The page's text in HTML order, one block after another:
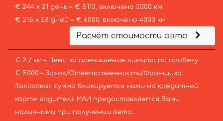
€ 244 х 21 день = € 5113, включено 3300 км
€ 215 х 28 дней = € 6000, включено 4000 км
Расчёт стоимости авто
€ 2 / км – Цена за превышение лимита по пробегу
€ 5000 – Залог/Ответственность/Франшиза.
Залоговая сумма блокируется нами на кредитной
карте водителя ИЛИ предоставляется Вами
наличными при получении авто.